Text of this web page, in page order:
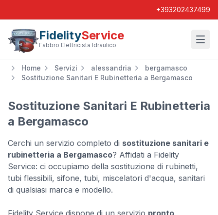
+393202437499
FidelityService
Fabbro Elettricista Idraulico
Home Servizi alessandria
bergamasco
Sostituzione Sanitari E Rubinetteria a Bergamasco
Sostituzione Sanitari E Rubinetteria
a Bergamasco
Cerchi un servizio completo di sostituzione sanitari e
rubinetteria a Bergamasco? Affidati a Fidelity
Service: ci occupiamo della sostituzione di rubinetti,
tubi flessibili, sifone, tubi, miscelatori d'acqua, sanitari
di qualsiasi marca e modello.
Fidelity Service dispone di un servizio pronto